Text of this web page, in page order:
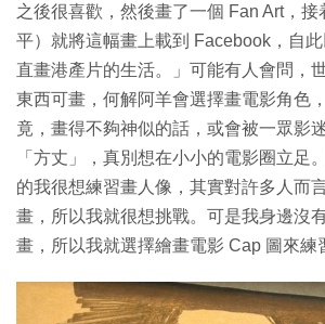
之後很喜歡，然後畫了一個 Fan Art，接
平）就將這幅畫上載到 Facebook，自
直畫港產片的生活。」可能有人會問，
東西可畫，何解阿羊會選擇畫電影角色
竟，畫得不夠神似的話，或會被一眾影
「方丈」，真別想在小小的電影圈立足
的我很想練習畫人像，其實對許多人而
畫，所以我就很想挑戰。可是我身邊沒
畫，所以我就選擇繪畫電影 Cap 圖來練